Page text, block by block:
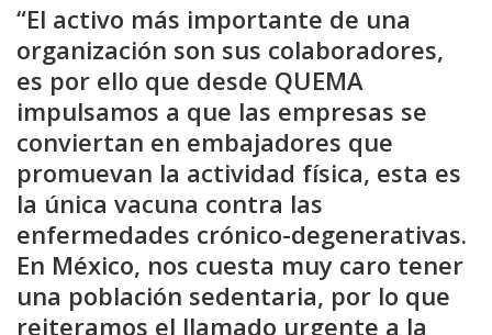
“El activo más importante de una
organización son sus colaboradores,
es por ello que desde QUEMA
impulsamos a que las empresas se
conviertan en embajadores que
promuevan la actividad física, esta es
la única vacuna contra las
enfermedades crónico-degenerativas.
En México, nos cuesta muy caro tener
una población sedentaria, por lo que
reiteramos el llamado urgente a la